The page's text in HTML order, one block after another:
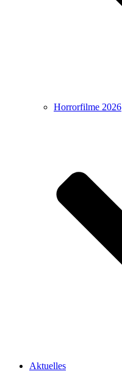
Horrorfilme 2026
Aktuelles